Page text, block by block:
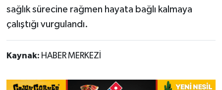
sağlık sürecine rağmen hayata bağlı kalmaya
çalıştığı vurgulandı.
Kaynak: HABER MERKEZİ